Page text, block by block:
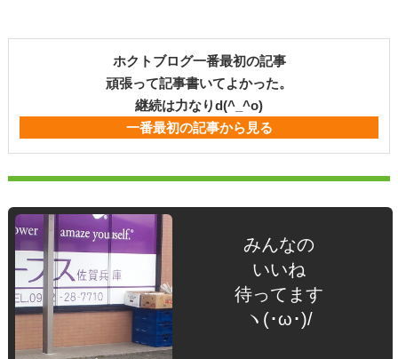
ホクトブログ一番最初の記事
頑張って記事書いてよかった。
継続は力なりd(^_^o)
一番最初の記事から見る
みんなの
いいね
待ってます
ヽ(･ω･)/